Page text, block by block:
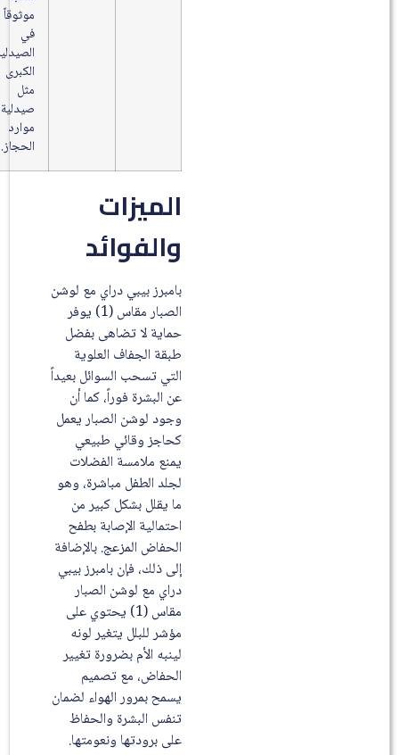
موثوقاً
الصيدليات
الكبرى
صيدلية
الحجاز.
الميزات
والفوائد
بامبرز بيبي دراي مع لوشن
الصبار مقاس (1) يوفر
حماية لا تضاهى بفضل
طبقة الجفاف العلوية
التي تسحب السوائل بعيداً
عن البشرة فوراً، كما أن
وجود لوشن الصبار يعمل
كحاجز وقائي طبيعي
يمنع ملامسة الفضلات
لجلد الطفل مباشرة، وهو
ما يقلل بشكل كبير من
احتمالية الإصابة بطفح
الحفاض المزعج. بالإضافة
إلى ذلك، فإن بامبرز بيبي
دراي مع لوشن الصبار
مقاس (1) يحتوي على
مؤشر للبلل يتغير لونه
لينبه الأم بضرورة تغيير
الحفاض، مع تصميم
يسمح بمرور الهواء لضمان
تنفس البشرة والحفاظ
على برودتها ونعومتها.